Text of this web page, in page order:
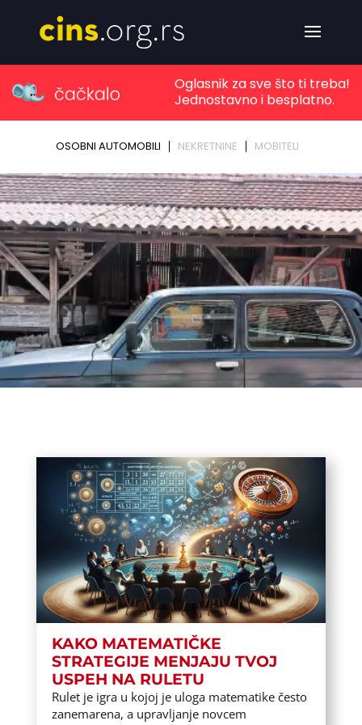
KAKO MATEMATIČKE
STRATEGIJE MENJAJU TVOJ
USPEH NA RULETU
Rulet je igra u kojoj je uloga matematike često
zanemarena, a upravljanje novcem